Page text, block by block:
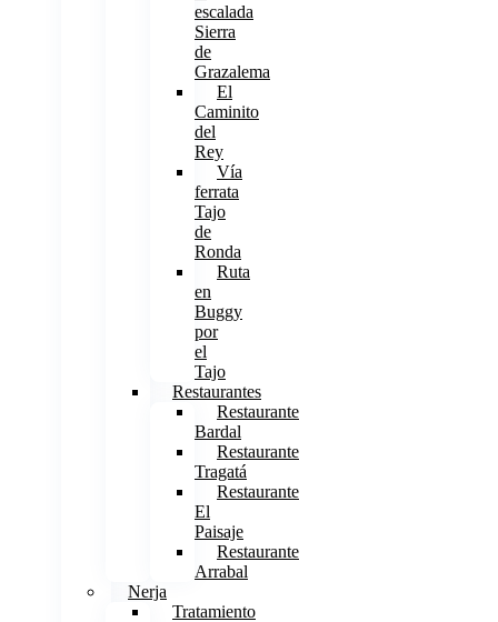
escalada
Sierra
de
Grazalema
El
Caminito
del
Rey
Vía
ferrata
Tajo
de
Ronda
Ruta
en
Buggy
por
el
Tajo
Restaurantes
Restaurante
Bardal
Restaurante
Tragatá
Restaurante
El
Paisaje
Restaurante
Arrabal
Nerja
Tratamiento